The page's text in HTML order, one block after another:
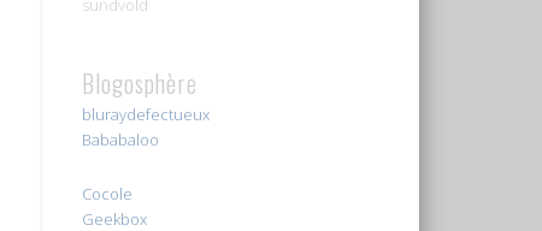
sundvold
Blogosphère
bluraydefectueux
Bababaloo
Cocole
Geekbox